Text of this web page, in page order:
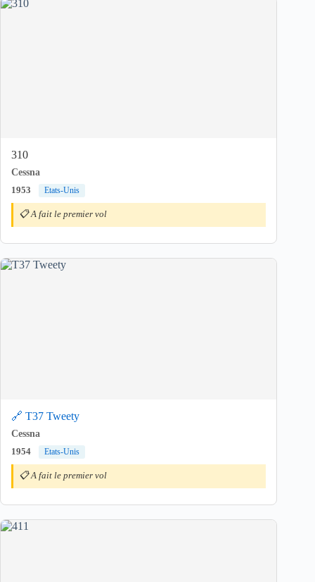
310
Cessna
1953
Etats-Unis
📋 A fait le premier vol
🔗 T37 Tweety
Cessna
1954
Etats-Unis
📋 A fait le premier vol